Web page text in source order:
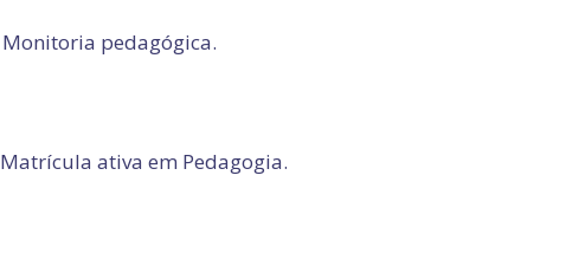
Monitoria pedagógica.
Matrícula ativa em Pedagogia.